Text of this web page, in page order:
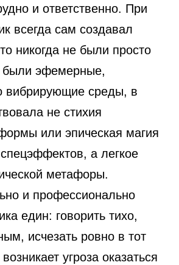
и ответственно. При
всегда сам создавал
никогда не были просто
были эфемерные,
вибрирующие среды, в
не стихия
или эпическая магия
а легкое
метафоры.
и профессионально
един: говорить тихо,
исчезать ровно в тот
угроза оказаться